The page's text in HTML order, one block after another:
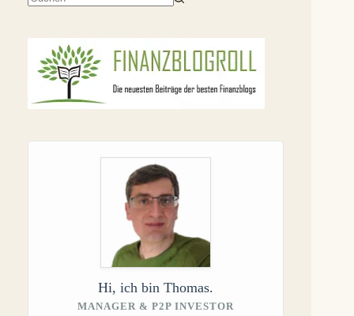
Hi, ich bin Thomas.
MANAGER & P2P INVESTOR